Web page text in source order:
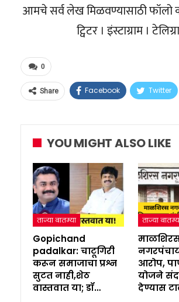
आमचे सर्व लेख मिळवण्यासाठी फॉलो
ट्विटर । इंस्टाग्राम ।
0
Share Facebook Twitter
YOU MIGHT ALSO LIKE
ताज्या बातम्या
Gopichand
padalkar: चाटूगिरी
करून समाजाचा प्रश्न
सुटत नाही,शेठ
वास्तवात या; डॉ…
ताज्या
आरोप,
योजने
देण्यास